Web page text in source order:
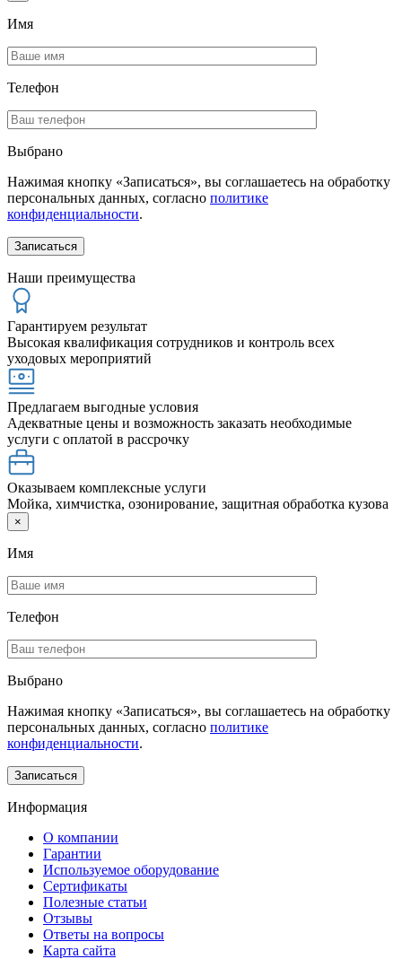
Имя
Телефон
Выбрано
Нажимая кнопку «Записаться», вы соглашаетесь на обработку
персональных данных, согласно политике
конфиденциальности.
Наши преимущества
Гарантируем результат
Высокая квалификация сотрудников и контроль всех
уходовых мероприятий
Предлагаем выгодные условия
Адекватные цены и возможность заказать необходимые
услуги с оплатой в рассрочку
Оказываем комплексные услуги
Мойка, химчистка, озонирование, защитная обработка кузова
×
Имя
Телефон
Выбрано
Нажимая кнопку «Записаться», вы соглашаетесь на обработку
персональных данных, согласно политике
конфиденциальности.
Информация
О компании
Гарантии
Используемое оборудование
Сертификаты
Полезные статьи
Отзывы
Ответы на вопросы
Карта сайта